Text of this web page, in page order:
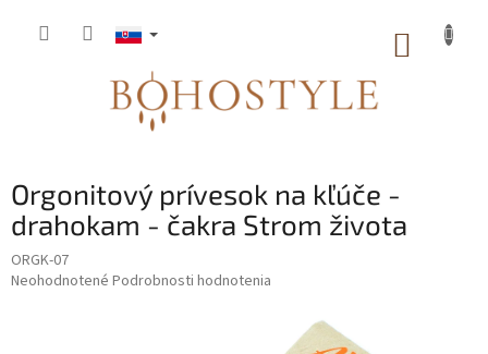
Orgonitový prívesok na kľúče -
drahokam - čakra Strom života
ORGK-07
Priemerné
Neohodnotené Podrobnosti hodnotenia